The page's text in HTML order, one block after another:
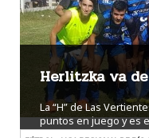
Herlitzka va
La “H” de Las
puntos en juego y es